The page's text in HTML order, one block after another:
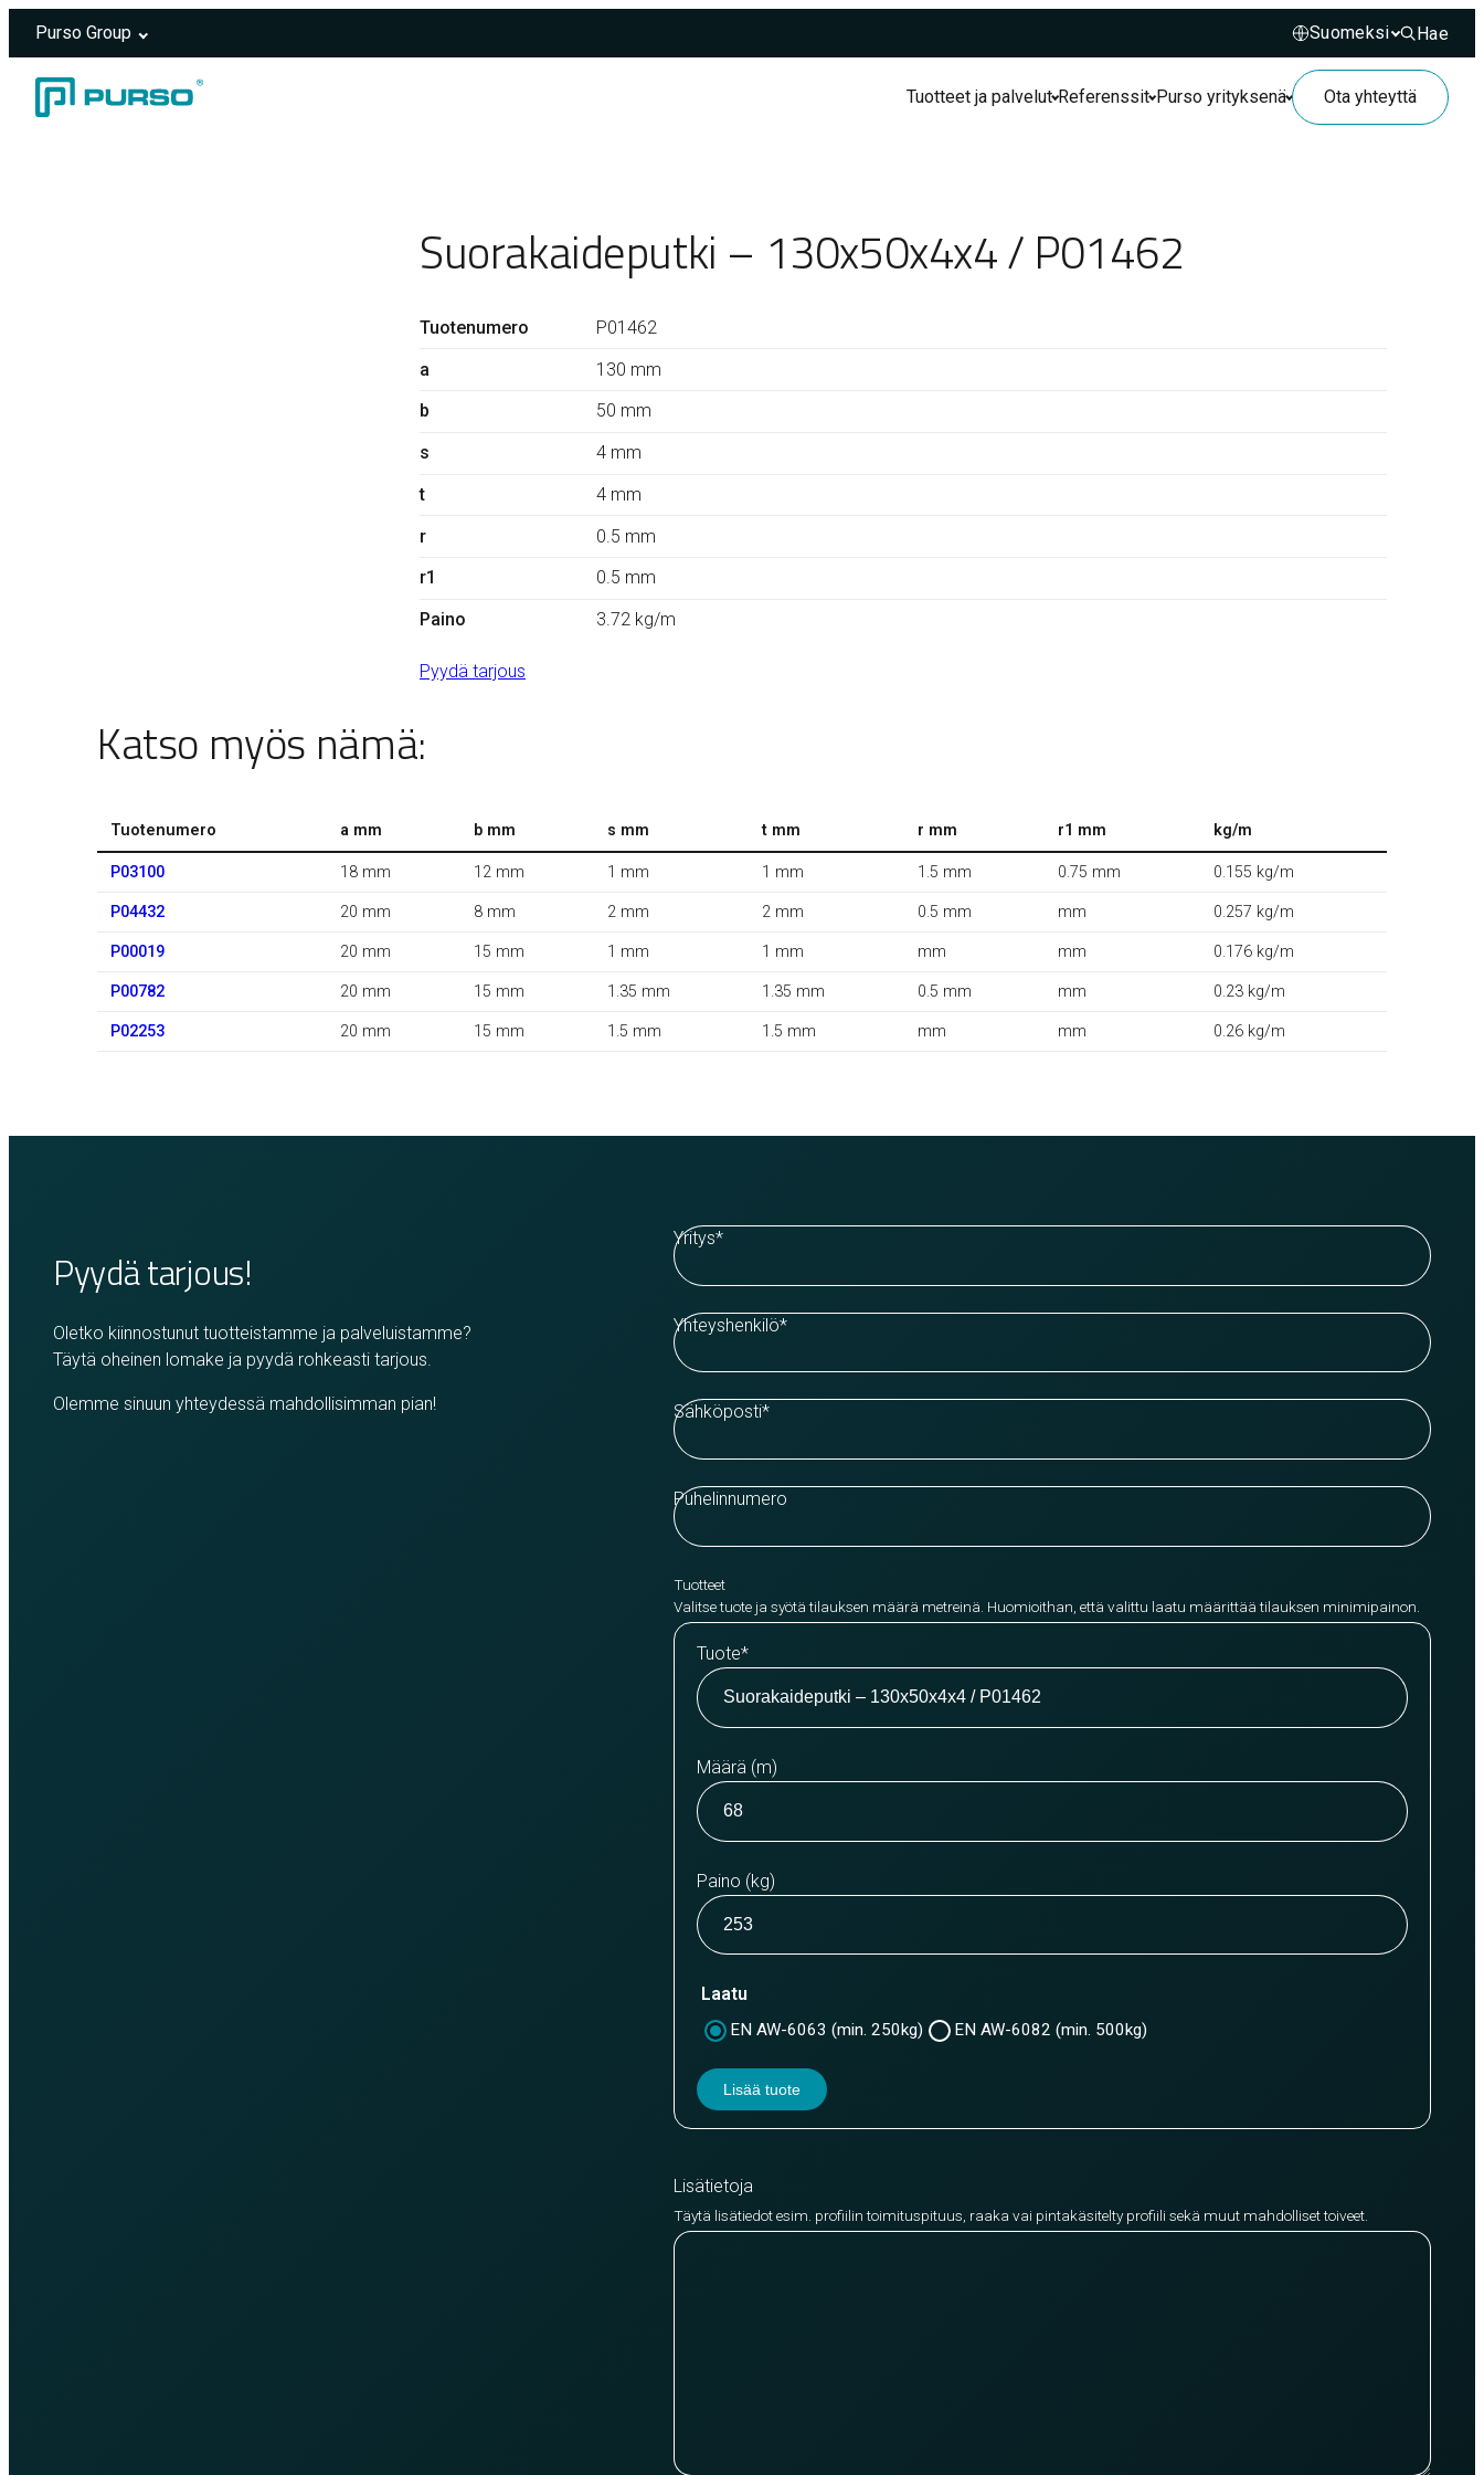
Purso Group
Hae
Hae
Tuotteet ja palvelut Referenssit Purso yrityksenä Ota yhteyttä
Suorakaideputki – 130x50x4x4 / P01462
Tuotenumero
P01462
a
130 mm
b
50 mm
s
4 mm
t
4 mm
r
0.5 mm
r1
0.5 mm
Paino
3.72 kg/m
Pyydä tarjous
Katso myös nämä:
Tuotenumero a mm b mm s mm t mm r mm r1 mm kg/m
P03100 18 mm 12 mm 1 mm 1 mm 1.5 mm 0.75 mm 0.155 kg/m
P04432 20 mm 8 mm 2 mm 2 mm 0.5 mm mm 0.257 kg/m
P00019 20 mm 15 mm 1 mm 1 mm mm mm 0.176 kg/m
P00782 20 mm 15 mm 1.35 mm 1.35 mm 0.5 mm mm 0.23 kg/m
P02253 20 mm 15 mm 1.5 mm 1.5 mm mm mm 0.26 kg/m
Pyydä tarjous!
Oletko kiinnostunut tuotteistamme ja palveluistamme?
Täytä oheinen lomake ja pyydä rohkeasti tarjous.
Olemme sinuun yhteydessä mahdollisimman pian!
Yritys*
Yhteyshenkilö*
Sähköposti*
Puhelinnumero
Tuotteet
Valitse tuote ja syötä tilauksen määrä metreinä. Huomioithan, että valittu laatu määrittää tilauksen minimipainon.
Tuote*
Määrä (m)
Paino (kg)
Laatu
EN AW-6063 (min. 250kg) EN AW-6082 (min. 500kg)
Lisää tuote
Lisätietoja
Täytä lisätiedot esim. profiilin toimituspituus, raaka vai pintakäsitelty profiili sekä muut mahdolliset toiveet.